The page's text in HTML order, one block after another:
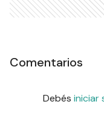
Comentarios
Debés iniciar